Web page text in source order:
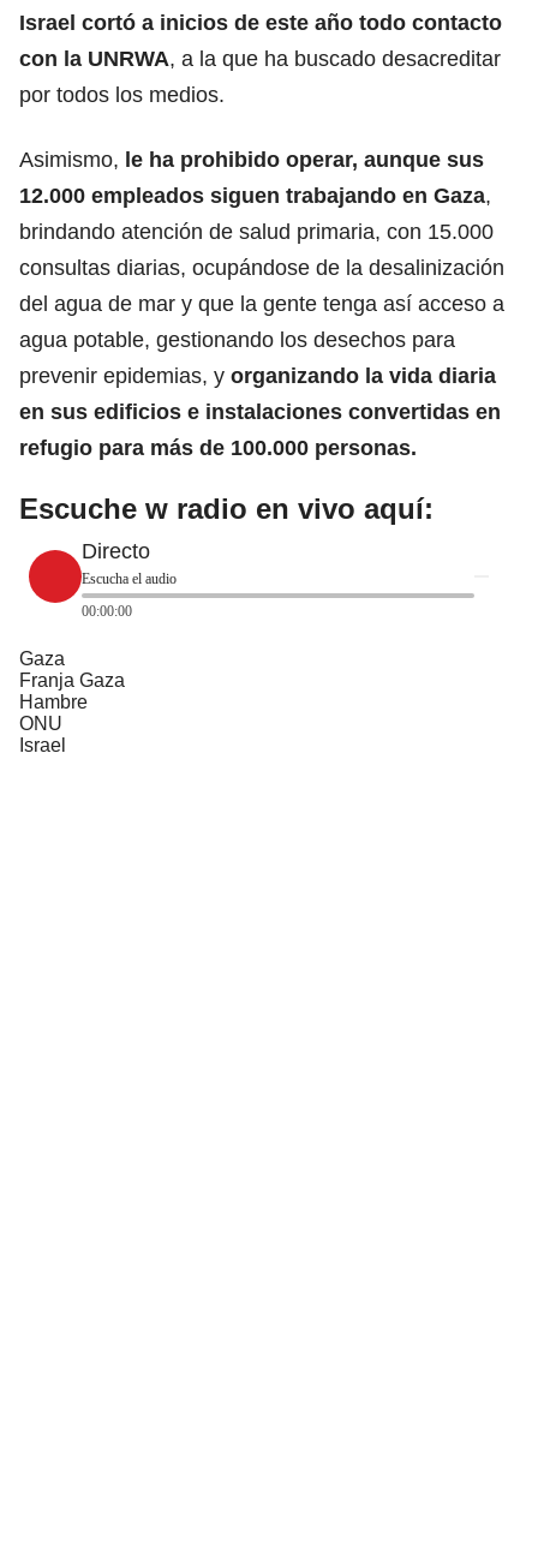
Israel cortó a inicios de este año todo contacto
con la UNRWA, a la que ha buscado desacreditar
por todos los medios.
Asimismo, le ha prohibido operar, aunque sus
12.000 empleados siguen trabajando en Gaza,
brindando atención de salud primaria, con 15.000
consultas diarias, ocupándose de la desalinización
del agua de mar y que la gente tenga así acceso a
agua potable, gestionando los desechos para
prevenir epidemias, y organizando la vida diaria
en sus edificios e instalaciones convertidas en
refugio para más de 100.000 personas.
Escuche w radio en vivo aquí:
Directo
Escucha el audio
00:00:00
Gaza
Franja Gaza
Hambre
ONU
Israel